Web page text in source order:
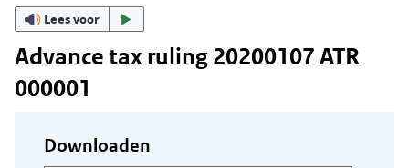
Lees voor
Advance tax ruling 20200107 ATR
000001
Downloaden